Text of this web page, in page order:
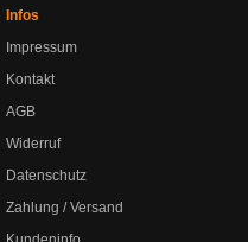
Infos
Impressum
Kontakt
AGB
Widerruf
Datenschutz
Zahlung / Versand